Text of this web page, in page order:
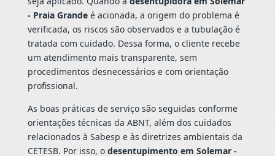
- Praia Grandeé acionada, a origem do problema é
verificada, os riscos são observados e a tubulação é
tratada com cuidado. Dessa forma, o cliente recebe
um atendimento mais transparente, sem
procedimentos desnecessários e com orientação
profissional.
As boas práticas de serviço são seguidas conforme
orientações técnicas da ABNT, além dos cuidados
relacionados à Sabesp e às diretrizes ambientais da
CETESB. Por isso, o desentupimento em Solemar -